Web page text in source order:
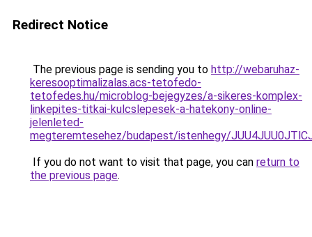
Redirect Notice
The previous page is sending you to http://webaruhaz-
keresooptimalizalas.acs-tetofedo-
tetofedes.hu/microblog-bejegyzes/a-sikeres-komplex-
linkepites-titkai-kulcslepesek-a-hatekony-online-
jelenleted-
megteremtesehez/budapest/istenhegy/
If you do not want to visit that page, you can return to
the previous page.